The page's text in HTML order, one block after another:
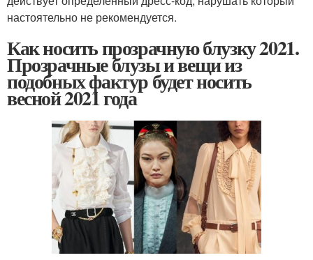
настоятельно не рекомендуется.
Как носить прозрачную блузку 2021.
Прозрачные блузы и вещи из
подобных фактур будет носить
весной 2021 года